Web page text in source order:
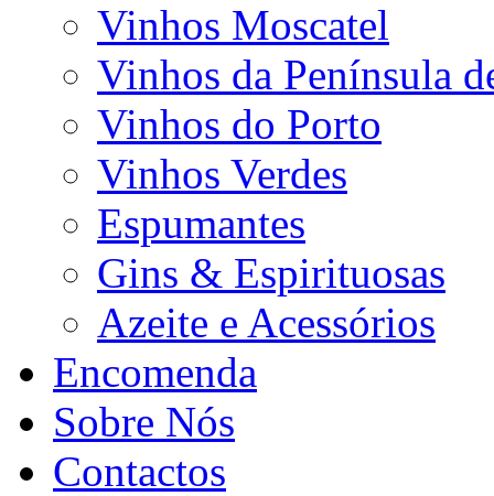
Vinhos Moscatel
Vinhos da Península
Vinhos do Porto
Vinhos Verdes
Espumantes
Gins & Espirituosas
Azeite e Acessórios
Encomenda
Sobre Nós
Contactos